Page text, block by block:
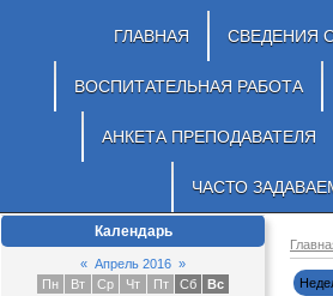
ГЛАВНАЯ СВЕДЕНИЯ
ВОСПИТАТЕЛЬНАЯ РАБОТА
АНКЕТА ПРЕПОДАВАТЕЛЯ
ЧАСТО
Календарь
« Апрель 2016 »
Пн
Вт Ср Чт Пт Сб
Вс